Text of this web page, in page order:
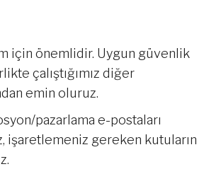
için önemlidir. Uygun güvenlik
çalıştığımız diğer
emin oluruz.
pazarlama e-postaları
işaretlemeniz gereken kutuların